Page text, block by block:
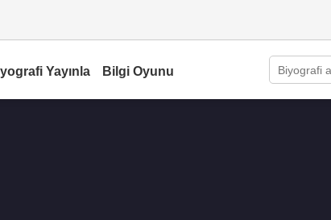
Yayınla Bilgi Oyunu